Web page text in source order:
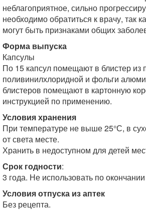
неблагоприятное, сильно
необходимо обратиться к врачу, так
могут быть признаками общих
Форма выпуска
Капсулы
По 15 капсул помещают в блистер из
поливинилхлоридной и фольги
блистеров помещают в картонную
инструкцией по применению.
Условия хранения
При температуре не выше 25°С, в
от света месте.
Хранить в недоступном для детей
Срок годности:
3 года. Не использовать по
Условия отпуска из аптек
Без рецепта.